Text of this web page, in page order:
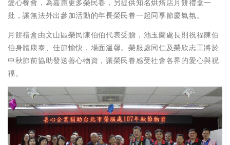
愛心餐會，為嘉惠更多榮民眷，另提供知名烘焙店月餅禮盒一
批，讓無法外出參加活動的年長榮民眷一起同享節慶氣氛。
月餅禮盒由文山區榮民陳伯伯代表受贈，池玉蘭處長則祝福陳伯
伯身體康泰、佳節愉快，場面溫馨。榮服處同仁及榮欣志工將於
中秋節前協助發送善心物資，讓榮民眷感受社會各界的愛心與祝
福。